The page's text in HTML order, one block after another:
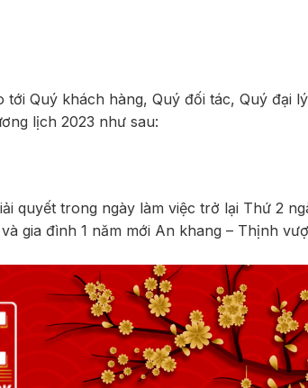
Quý khách hàng, Quý đối tác, Quý đại
lịch 2023 như sau:
quyết trong ngày làm việc trở lại Thứ 2
gia đình 1 năm mới An khang – Thịnh